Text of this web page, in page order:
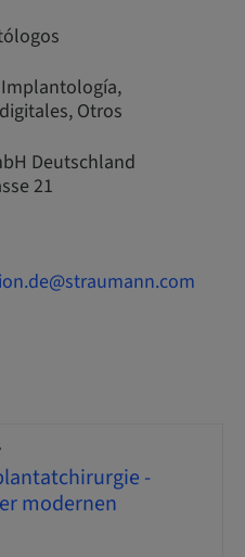
Implantología,
Otros
Deutschland
21
-
modernen